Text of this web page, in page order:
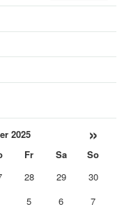
2025 »
Fr Sa
So
28 29
30
5 6
7